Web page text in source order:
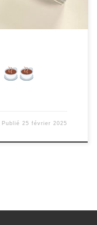
Publié 25 février 2025